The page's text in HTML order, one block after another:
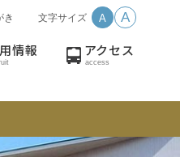
き 文字サイズ A A
情報 アクセス
access